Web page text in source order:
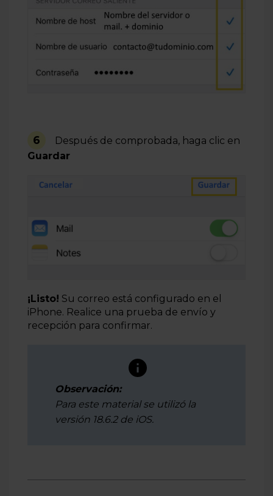
6
Después de comprobada, haga clic en
Guardar
¡Listo! Su correo está configurado en el
iPhone. Realice una prueba de envío y
recepción para confirmar.
Observación:
Para este material se utilizó la
versión 18.6.2 de iOS.